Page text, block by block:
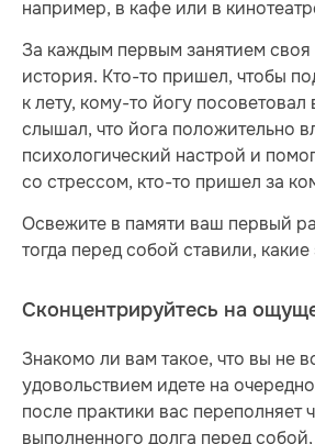
например, в кафе или в
За каждым первым занятием своя
история. Кто-то пришел, чтобы
к лету, кому-то йогу посоветовал
слышал, что йога положительно
психологический настрой и
со стрессом, кто-то пришел за
Освежите в памяти ваш первый
тогда перед собой ставили,
Сконцентрируйтесь на
Знакомо ли вам такое, что вы не
удовольствием идете на
после практики вас переполняет
выполненного долга перед